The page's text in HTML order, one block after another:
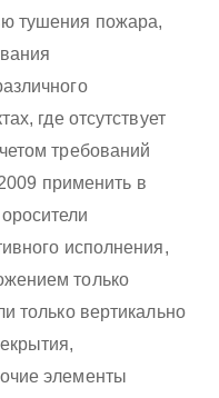
тушения пожара,
где отсутствует
требований
применить в
исполнения,
только
только вертикально
элементы